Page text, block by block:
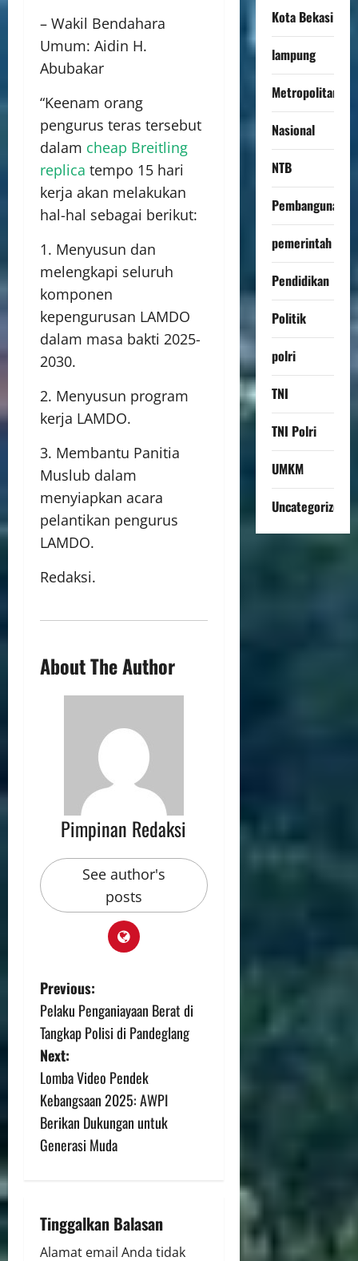
– Wakil Bendahara
Umum: Aidin H.
Abubakar
“Keenam orang
pengurus teras tersebut
dalam cheap Breitling
replica tempo 15 hari
kerja akan melakukan
hal-hal sebagai berikut:
1. Menyusun dan
melengkapi seluruh
komponen
kepengurusan LAMDO
dalam masa bakti 2025-
2030.
2. Menyusun program
kerja LAMDO.
3. Membantu Panitia
Muslub dalam
menyiapkan acara
pelantikan pengurus
LAMDO.
Redaksi.
About The Author
Pimpinan Redaksi
See author's
posts
Previous:
Pelaku Penganiayaan Berat di
Tangkap Polisi di Pandeglang
Next:
Lomba Video Pendek
Kebangsaan 2025: AWPI
Berikan Dukungan untuk
Generasi Muda
Tinggalkan Balasan
Alamat email Anda tidak
Kota Bekasi
lampung
Metropolitan
Nasional
NTB
Pembangunan
pemerintah
Pendidikan
Politik
polri
TNI
TNI Polri
UMKM
Uncategorized